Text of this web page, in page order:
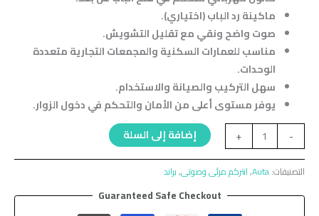
ماكينة رد الباب (اختياري).
صوت واضح ونقي مع تقليل التشويش.
مناسب للعمارات السكنية والمجمعات التجارية متعددة
الوحدات.
سهل التركيب والصيانة والاستخدام.
يوفر مستوى أعلى من الأمان والتحكم في دخول الزوار.
-
+ إضافة إلى السلة
التصنيفات:Auta
,انتركم مرئى وصوتى,براند
Guaranteed Safe Checkout